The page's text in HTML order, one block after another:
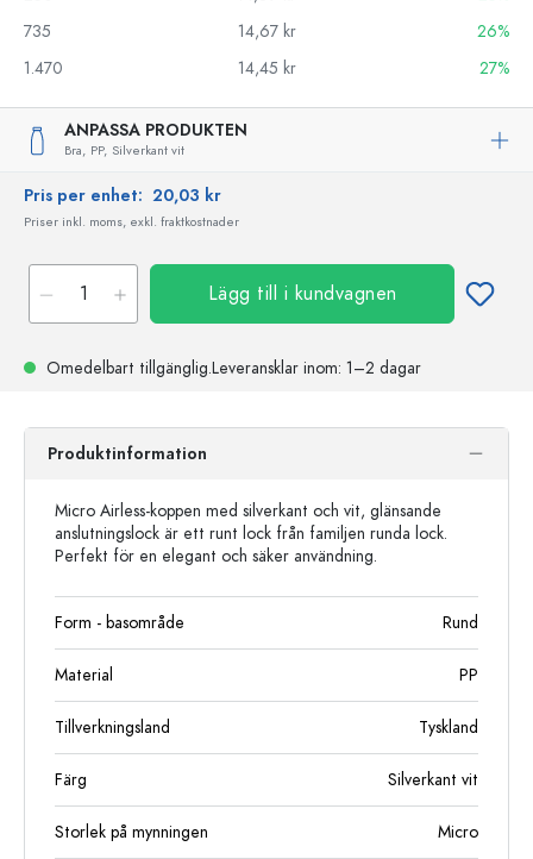
735
14,67 kr
26%
1.470
14,45 kr 27%
ANPASSA PRODUKTEN
Bra, PP, Silverkant vit
Pris per enhet: 20,03 kr
Priser inkl. moms, exkl. fraktkostnader
Lägg till i kundvagnen
Omedelbart tillgänglig.Leveransklar inom: 1–2 dagar
Produktinformation
Micro Airless-koppen med silverkant och vit, glänsande
anslutningslock är ett runt lock från familjen runda lock.
Perfekt för en elegant och säker användning.
Form - basområde Rund
Material PP
Tillverkningsland Tyskland
Färg Silverkant vit
Storlek på mynningen Micro